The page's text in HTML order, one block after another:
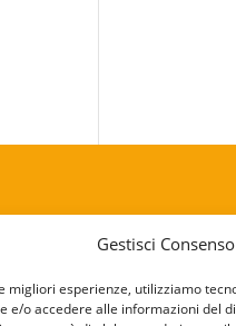
Gestisci
migliori esperienze, utilizziamo
e/o accedere alle informazioni del
POLICY